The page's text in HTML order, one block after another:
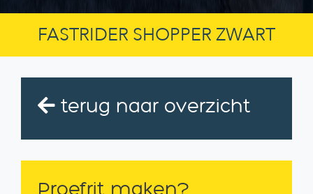
FASTRIDER SHOPPER ZWART
terug naar overzicht
Proefrit maken?